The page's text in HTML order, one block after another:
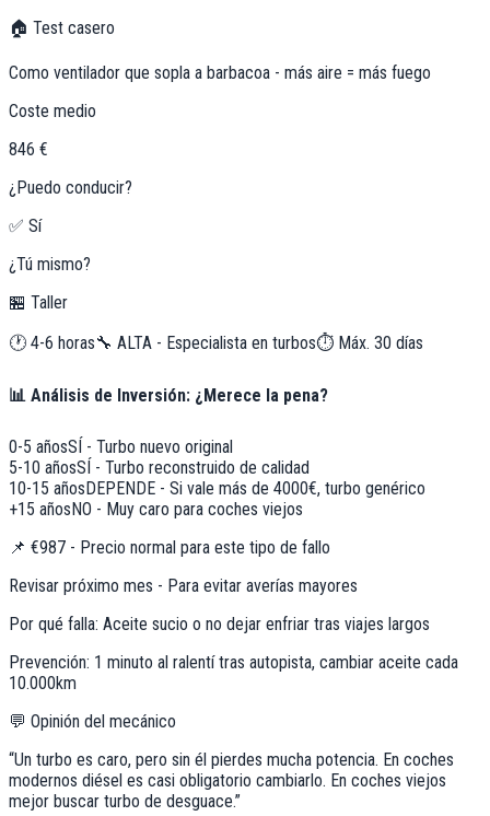
🏠 Test casero
Como ventilador que sopla a barbacoa - más aire = más fuego
Coste medio
846 €
¿Puedo conducir?
✅ Sí
¿Tú mismo?
🏪 Taller
🕐 4-6 horas🔧 ALTA - Especialista en turbos⏱️ Máx. 30 días
📊 Análisis de Inversión: ¿Merece la pena?
0-5 añosSÍ - Turbo nuevo original
5-10 añosSÍ - Turbo reconstruido de calidad
10-15 añosDEPENDE - Si vale más de 4000€, turbo genérico
+15 añosNO - Muy caro para coches viejos
📌 €987 - Precio normal para este tipo de fallo
Revisar próximo mes - Para evitar averías mayores
Por qué falla: Aceite sucio o no dejar enfriar tras viajes largos
Prevención: 1 minuto al ralentí tras autopista, cambiar aceite cada
10.000km
💬 Opinión del mecánico
“Un turbo es caro, pero sin él pierdes mucha potencia. En coches
modernos diésel es casi obligatorio cambiarlo. En coches viejos
mejor buscar turbo de desguace.”